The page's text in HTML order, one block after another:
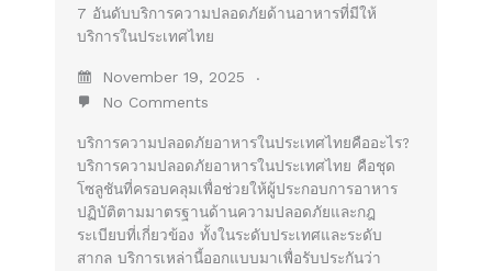
7 อันดับบริการความปลอดภัยด้านอาหารที่มีให้
บริการในประเทศไทย
November 19, 2025
No Comments
บริการความปลอดภัยอาหารในประเทศไทยคืออะไร?
บริการความปลอดภัยอาหารในประเทศไทย คือชุด
โซลูชันที่ครอบคลุมเพื่อช่วยให้ผู้ประกอบการอาหาร
ปฏิบัติตามมาตรฐานด้านความปลอดภัยและกฎ
ระเบียบที่เกี่ยวข้อง ทั้งในระดับประเทศและระดับ
สากล บริการเหล่านี้ออกแบบมาเพื่อรับประกันว่า